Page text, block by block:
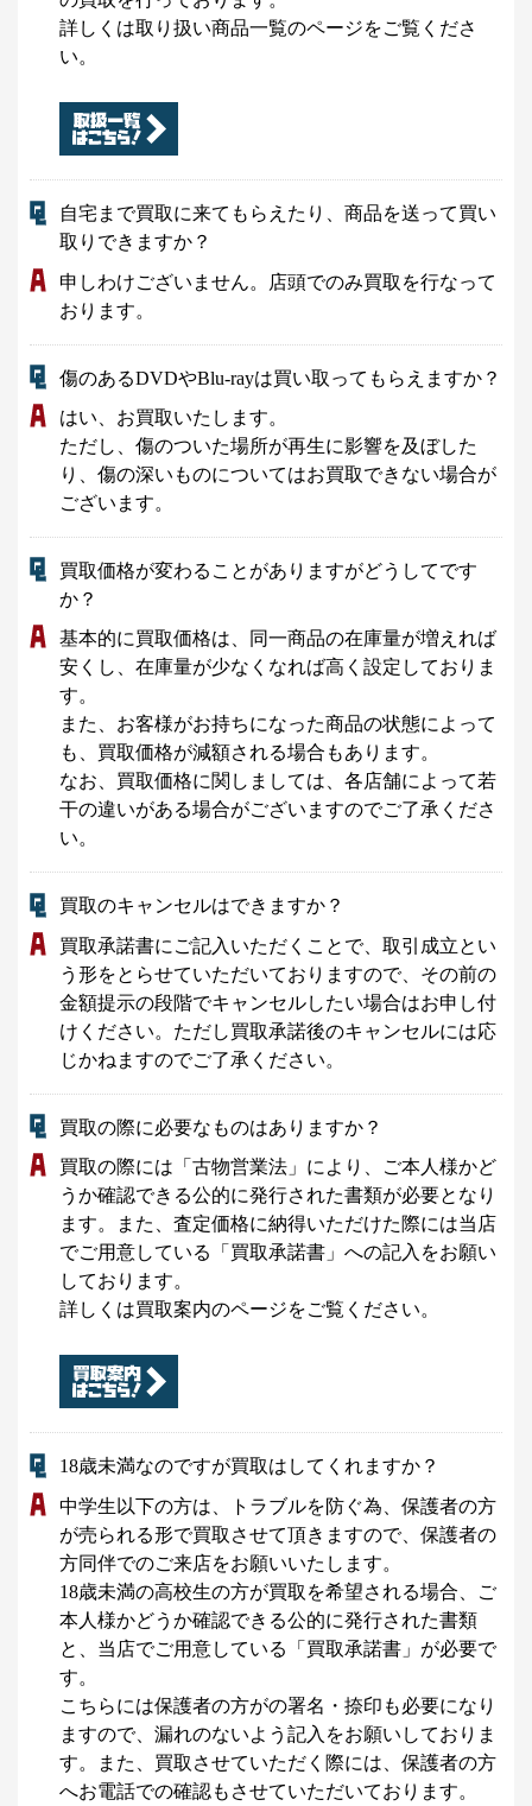
詳しくは取り扱い商品一覧のページをご覧くださ
い。
自宅まで買取に来てもらえたり、商品を送って買い
取りできますか？
申しわけございません。店頭でのみ買取を行なって
おります。
傷のあるDVDやBlu-rayは買い取ってもらえますか？
はい、お買取いたします。
ただし、傷のついた場所が再生に影響を及ぼした
り、傷の深いものについてはお買取できない場合が
ございます。
買取価格が変わることがありますがどうしてです
か？
基本的に買取価格は、同一商品の在庫量が増えれば
安くし、在庫量が少なくなれば高く設定しておりま
す。
また、お客様がお持ちになった商品の状態によって
も、買取価格が減額される場合もあります。
なお、買取価格に関しましては、各店舗によって若
干の違いがある場合がございますのでご了承くださ
い。
買取のキャンセルはできますか？
買取承諾書にご記入いただくことで、取引成立とい
う形をとらせていただいておりますので、その前の
金額提示の段階でキャンセルしたい場合はお申し付
けください。ただし買取承諾後のキャンセルには応
じかねますのでご了承ください。
買取の際に必要なものはありますか？
買取の際には「古物営業法」により、ご本人様かど
うか確認できる公的に発行された書類が必要となり
ます。また、査定価格に納得いただけた際には当店
でご用意している「買取承諾書」への記入をお願い
しております。
詳しくは買取案内のページをご覧ください。
18歳未満なのですが買取はしてくれますか？
中学生以下の方は、トラブルを防ぐ為、保護者の方
が売られる形で買取させて頂きますので、保護者の
方同伴でのご来店をお願いいたします。
18歳未満の高校生の方が買取を希望される場合、ご
本人様かどうか確認できる公的に発行された書類
と、当店でご用意している「買取承諾書」が必要で
す。
こちらには保護者の方がの署名・捺印も必要になり
ますので、漏れのないよう記入をお願いしておりま
す。また、買取させていただく際には、保護者の方
へお電話での確認もさせていただいております。